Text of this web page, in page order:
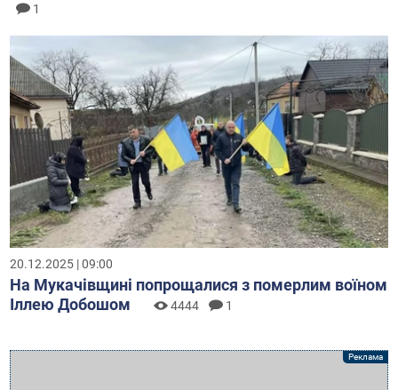
1
20.12.2025 | 09:00
На Мукачівщині попрощалися з померлим воїном
Іллею Добошом
4444 1